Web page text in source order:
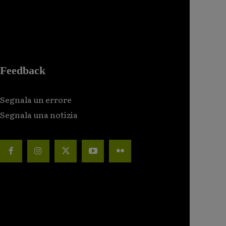
Feedback
Segnala un errore
Segnala una notizia